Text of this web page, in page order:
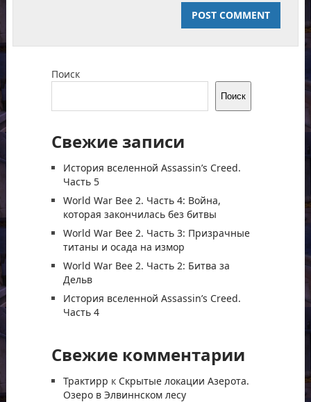
Поиск
Поиск
Свежие записи
История вселенной Assassin’s Creed.
Часть 5
World War Bee 2. Часть 4: Война,
которая закончилась без битвы
World War Bee 2. Часть 3: Призрачные
титаны и осада на измор
World War Bee 2. Часть 2: Битва за
Дельв
История вселенной Assassin’s Creed.
Часть 4
Свежие комментарии
Трактирр к Скрытые локации Азерота.
Озеро в Элвиннском лесу